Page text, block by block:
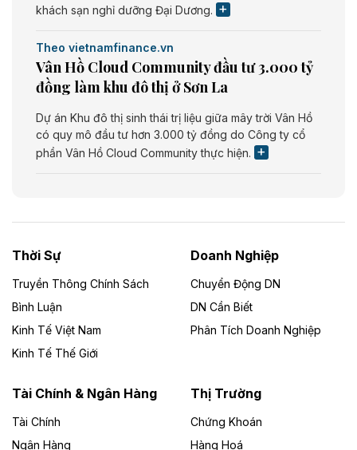
khách sạn nghỉ dưỡng Đại Dương.
Theo vietnamfinance.vn
Vân Hồ Cloud Community đầu tư 3.000 tỷ
đồng làm khu đô thị ở Sơn La
Dự án Khu đô thị sinh thái trị liệu giữa mây trời Vân Hồ
có quy mô đầu tư hơn 3.000 tỷ đồng do Công ty cổ
phần Vân Hồ Cloud Community thực hiện.
Dự án Nhà máy xử lý rác và phát điện Bắc Giang do
Công ty TNHH Năng lượng môi trường Bắc Giang làm
Theo vietnamfinance.vn
Đức Long Gia Lai mở rộng ‘hệ sinh thái’
Lai
Bốn doanh nghiệp có sự góp vốn của Công ty Cổ
phần Tập đoàn Đức Long Gia Lai (HoSE: DLG) được
Thời Sự
Truyền Thông Chính Sách
Bình Luận
Kinh Tế Việt Nam
Kinh Tế Thế Giới
Doanh Nghiệp
Chuyển Động DN
DN Cần Biết
Phân Tích Doanh Nghiệp
Tài Chính & Ngân Hàng
Tài Chính
Ngân Hàng
Thị Trường
Chứng Khoán
Hàng Hoá